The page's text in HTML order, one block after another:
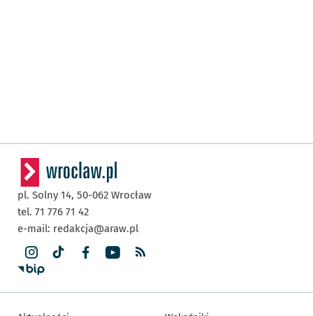
pl. Solny 14, 50-062 Wrocław
tel. 71 776 71 42
e-mail: redakcja@araw.pl